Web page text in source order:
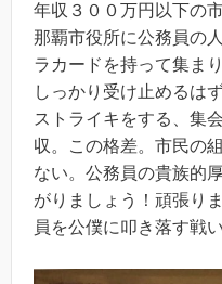
年収３００万円以下の
那覇市役所に公務員の
ラカードを持って集ま
しっかり受け止めるは
ストライキをする、集
収。この格差。市民の
ない。公務員の貴族的
がりましょう！頑張り
員を公僕に叩き落す戦